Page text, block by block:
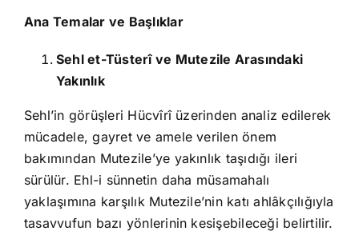
Ana Temalar ve Başlıklar
Sehl et-Tüsterî ve Mutezile Arasındaki
Yakınlık
Sehl’in görüşleri Hücvîrî üzerinden analiz edilerek
mücadele, gayret ve amele verilen önem
bakımından Mutezile’ye yakınlık taşıdığı ileri
sürülür. Ehl-i sünnetin daha müsamahalı
yaklaşımına karşılık Mutezile’nin katı ahlâkçılığıyla
tasavvufun bazı yönlerinin kesişebileceği belirtilir.